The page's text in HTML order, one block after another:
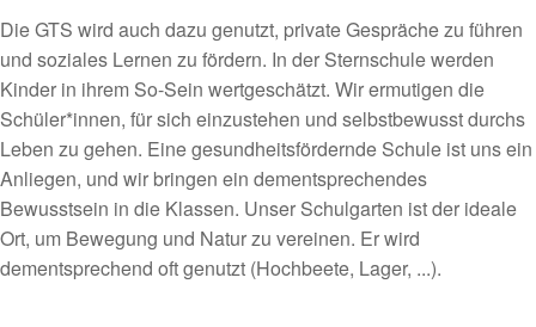
Die GTS wird auch dazu genutzt, private Gespräche zu führen
und soziales Lernen zu fördern. In der Sternschule werden
Kinder in ihrem So-Sein wertgeschätzt. Wir ermutigen die
Schüler*innen, für sich einzustehen und selbstbewusst durchs
Leben zu gehen. Eine gesundheitsfördernde Schule ist uns ein
Anliegen, und wir bringen ein dementsprechendes
Bewusstsein in die Klassen. Unser Schulgarten ist der ideale
Ort, um Bewegung und Natur zu vereinen. Er wird
dementsprechend oft genutzt (Hochbeete, Lager, ...).